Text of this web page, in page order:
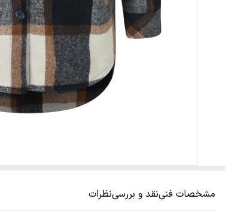
مشخصات فنینقد و بررسینظرات